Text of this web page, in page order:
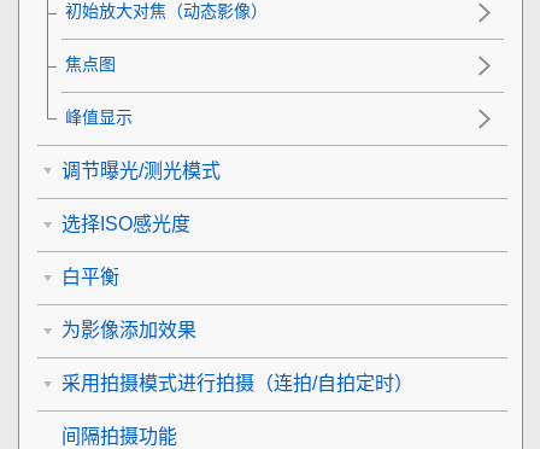
初始放大对焦 （动态影像）
焦点图
峰值显示
调节曝光/测光模式
选择ISO感光度
白平衡
为影像添加效果
采用拍摄模式进行拍摄（连拍/自拍定时）
间隔拍摄功能